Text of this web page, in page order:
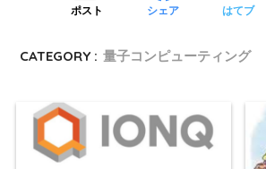
ポスト シェア はてブ
CATEGORY : 量子コンピューティング